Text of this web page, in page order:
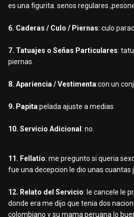
es una figurita. senos regulares
6. Caderas / Culo / Piernas: culo
7. Tatuajes o Señas Particulares:
piernas.
8. Apariencia / Vestimenta:con un
9. Papita:pelada ajuste a medias
10. Servicio Adicional : no.
11. Fellatio: me pregunto si queria
fue una decepcion le dio unas cuantas
12. Relato del Servicio: le cancele le
donde era me dijo que tenia dos
colombiano y su mama peruana lo